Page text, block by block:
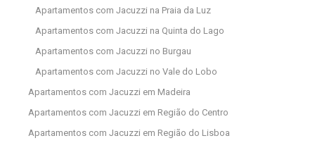
Apartamentos com Jacuzzi na Praia da Luz
Apartamentos com Jacuzzi na Quinta do Lago
Apartamentos com Jacuzzi no Burgau
Apartamentos com Jacuzzi no Vale do Lobo
Apartamentos com Jacuzzi em Madeira
Apartamentos com Jacuzzi em Região do Centro
Apartamentos com Jacuzzi em Região do Lisboa